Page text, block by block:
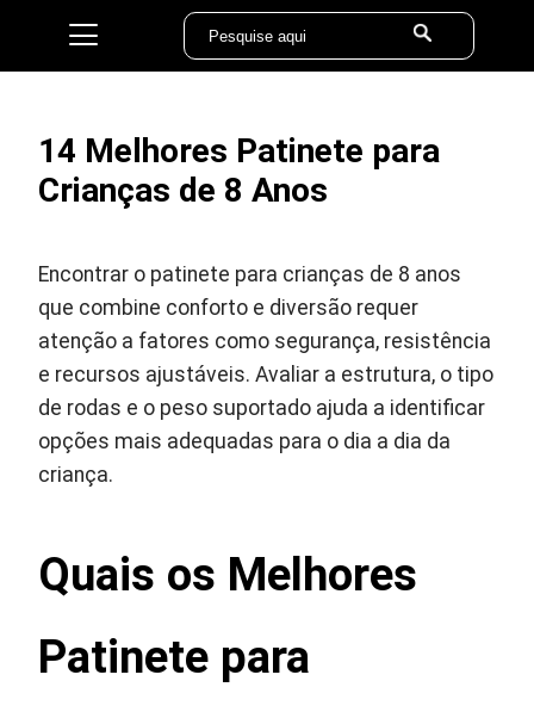
14 Melhores Patinete para
Crianças de 8 Anos
Encontrar o patinete para crianças de 8 anos
que combine conforto e diversão requer
atenção a fatores como segurança, resistência
e recursos ajustáveis. Avaliar a estrutura, o tipo
de rodas e o peso suportado ajuda a identificar
opções mais adequadas para o dia a dia da
criança.
Quais os Melhores
Patinete para